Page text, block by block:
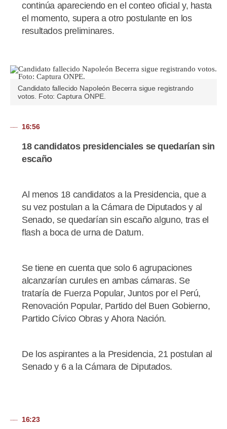
continúa apareciendo en el conteo oficial y, hasta
el momento, supera a otro postulante en los
resultados preliminares.
Candidato fallecido Napoleón Becerra sigue registrando
votos. Foto: Captura ONPE.
16:56
18 candidatos presidenciales se quedarían sin
escaño
Al menos 18 candidatos a la Presidencia, que a
su vez postulan a la Cámara de Diputados y al
Senado, se quedarían sin escaño alguno, tras el
flash a boca de urna de Datum.
Se tiene en cuenta que solo 6 agrupaciones
alcanzarían curules en ambas cámaras. Se
trataría de Fuerza Popular, Juntos por el Perú,
Renovación Popular, Partido del Buen Gobierno,
Partido Cívico Obras y Ahora Nación.
De los aspirantes a la Presidencia, 21 postulan al
Senado y 6 a la Cámara de Diputados.
16:23